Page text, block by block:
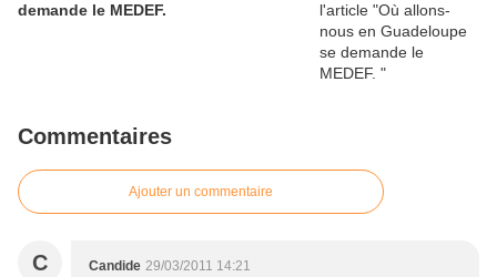
demande le MEDEF.
Commentaires
Ajouter un commentaire
C Candide 29/03/2011 14:21